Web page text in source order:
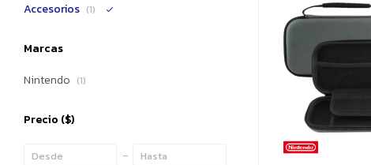
Accesorios (1)
Marcas
Nintendo (1)
Precio ($)